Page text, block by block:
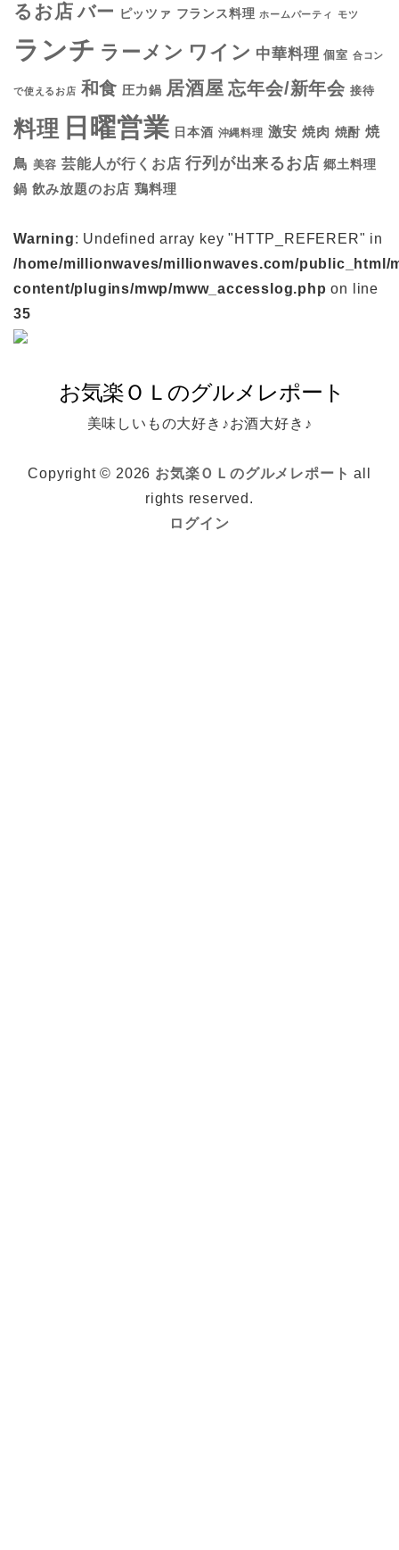
るお店 バー ピッツァ フランス料理 ホームパーティ モツ
ランチ ラーメン ワイン 中華料理 個室 合コン
で使えるお店 和食 圧力鍋 居酒屋 忘年会/新年会 接待
料理 日曜営業 日本酒 沖縄料理 激安 焼肉 焼酎 焼
鳥 美容 芸能人が行くお店 行列が出来るお店 郷土料理
鍋 飲み放題のお店 鶏料理
Warning: Undefined array key "HTTP_REFERER" in
/home/millionwaves/millionwaves.com/public_html/
content/plugins/mwp/mww_accesslog.php on line
35
美味しいもの大好き♪お酒大好き♪
Copyright © 2026 お気楽ＯＬのグルメレポート all
rights reserved.
ログイン